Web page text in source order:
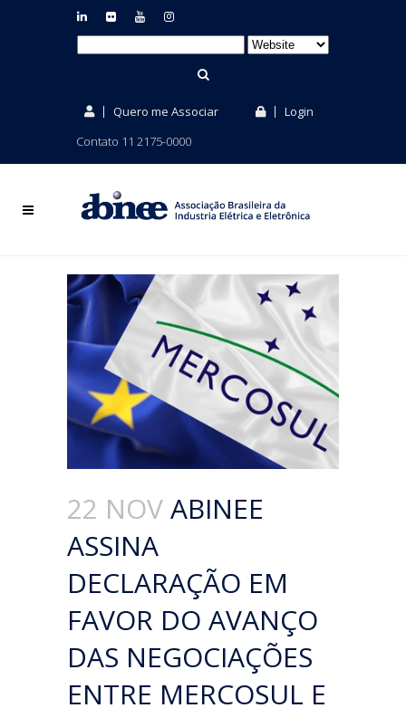
Quero me Associar
Login
Contato 11 2175-0000
22 NOVABINEE
ASSINA
DECLARAÇÃO EM
FAVOR DO AVANÇO
DAS NEGOCIAÇÕES
ENTRE MERCOSUL E